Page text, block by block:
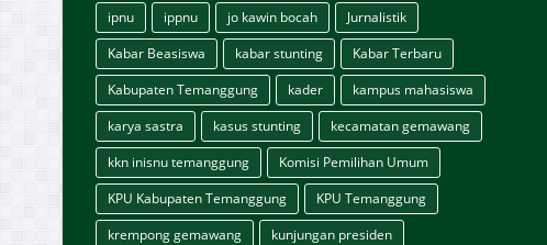
ipnu
ippnu jo kawin bocah
Jurnalistik
Kabar Beasiswa
kabar stunting
Kabar Terbaru
Kabupaten Temanggung
kader
kampus mahasiswa
karya sastra
kasus stunting
kecamatan gemawang
kkn inisnu temanggung
Komisi Pemilihan Umum
KPU Kabupaten Temanggung
KPU Temanggung
krempong gemawang
kunjungan presiden